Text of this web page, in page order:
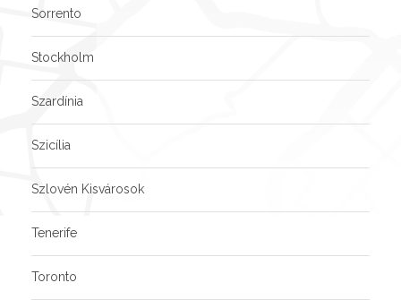
Sorrento
Stockholm
Szardínia
Szicília
Szlovén Kisvárosok
Tenerife
Toronto